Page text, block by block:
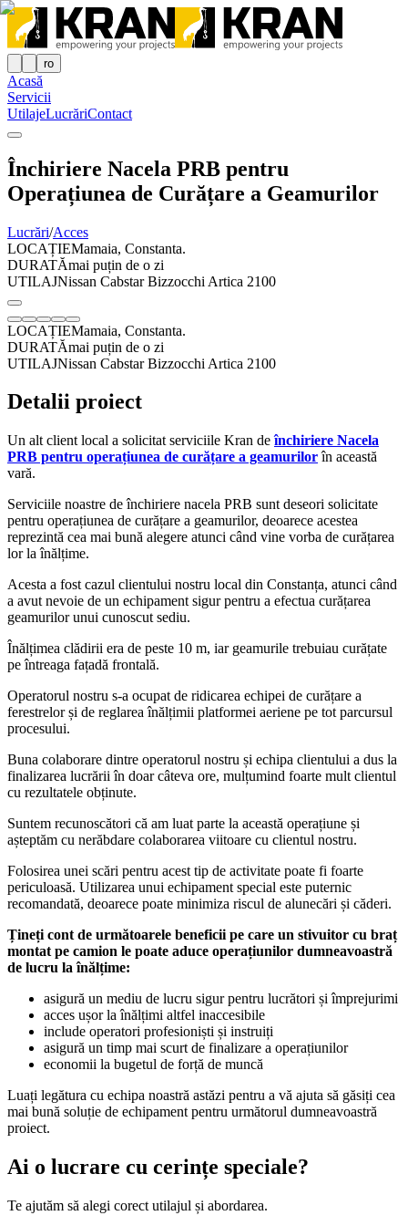
ro
Acasă
Servicii
UtilajeLucrăriContact
Închiriere Nacela PRB pentru
Operațiunea de Curățare a Geamurilor
Lucrări/Acces
LOCAȚIEMamaia, Constanta.
DURATĂmai puțin de o zi
UTILAJNissan Cabstar Bizzocchi Artica 2100
LOCAȚIEMamaia, Constanta.
DURATĂmai puțin de o zi
UTILAJNissan Cabstar Bizzocchi Artica 2100
Detalii proiect
Un alt client local a solicitat serviciile Kran deînchiriere Nacela
PRB pentru operațiunea de curățare a geamurilorîn această
vară.
Serviciile noastre de închiriere nacela PRB sunt deseori solicitate
pentru operațiunea de curățare a geamurilor, deoarece acestea
reprezintă cea mai bună alegere atunci când vine vorba de curățarea
lor la înălțime.
Acesta a fost cazul clientului nostru local din Constanța, atunci când
a avut nevoie de un echipament sigur pentru a efectua curățarea
geamurilor unui cunoscut sediu.
Înălțimea clădirii era de peste 10 m, iar geamurile trebuiau curățate
pe întreaga fațadă frontală.
Operatorul nostru s-a ocupat de ridicarea echipei de curățare a
ferestrelor și de reglarea înălțimii platformei aeriene pe tot parcursul
procesului.
Buna colaborare dintre operatorul nostru și echipa clientului a dus la
finalizarea lucrării în doar câteva ore, mulțumind foarte mult clientul
cu rezultatele obținute.
Suntem recunoscători că am luat parte la această operațiune și
așteptăm cu nerăbdare colaborarea viitoare cu clientul nostru.
Folosirea unei scări pentru acest tip de activitate poate fi foarte
periculoasă. Utilizarea unui echipament special este puternic
recomandată, deoarece poate minimiza riscul de alunecări și căderi.
Țineți cont de următoarele beneficii pe care un stivuitor cu braț
montat pe camion le poate aduce operațiunilor dumneavoastră
de lucru la înălțime:
asigură un mediu de lucru sigur pentru lucrători și împrejurimi
acces ușor la înălțimi altfel inaccesibile
include operatori profesioniști și instruiți
asigură un timp mai scurt de finalizare a operațiunilor
economii la bugetul de forță de muncă
Luați legătura cu echipa noastră astăzi pentru a vă ajuta să găsiți cea
mai bună soluție de echipament pentru următorul dumneavoastră
proiect.
Ai o lucrare cu cerințe speciale?
Te ajutăm să alegi corect utilajul și abordarea.